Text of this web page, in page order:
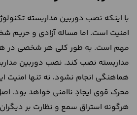
با اینکه نصب دوربین مداربسته
امنیت است. اما مساله آزادی و حریم
مهم است. به طور کلی هر شخصی در هر
مداربسته نصب کند. نصب دوربین
هماهنگی انجام نشود، نه تنها امنیت
هرگونه استراق سمع و نظارت بر